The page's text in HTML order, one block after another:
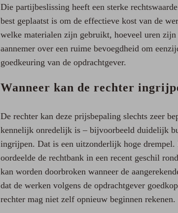
Die partijbeslissing heeft een sterke
best geplaatst is om de effectieve kost van de
welke materialen zijn gebruikt, hoeveel uren
aannemer over een ruime bevoegdheid om
goedkeuring van de opdrachtgever.
Wanneer kan de rechter
De rechter kan deze prijsbepaling slechts zeer
kennelijk onredelijk is – bijvoorbeeld duidelijk
ingrijpen. Dat is een uitzonderlijk hoge
oordeelde de rechtbank in een recent geschil
kan worden doorbroken wanneer de
dat de werken volgens de opdrachtgever
rechter mag niet zelf opnieuw beginnen rekenen.